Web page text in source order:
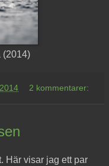
(2014)
2 kommentarer:
Här visar jag ett par